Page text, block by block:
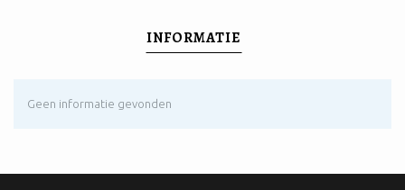
INFORMATIE
Geen informatie gevonden